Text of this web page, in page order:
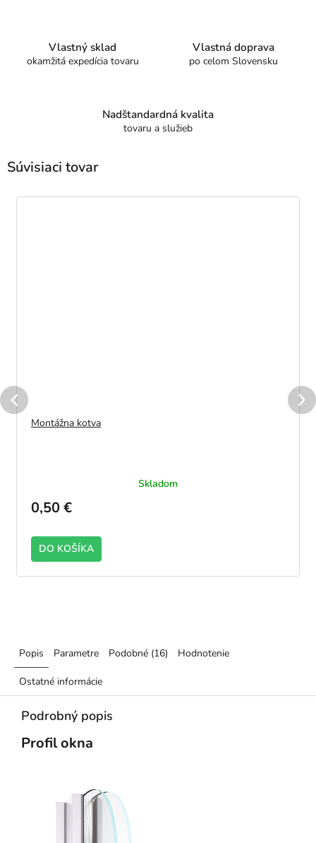
Vlastný sklad
okamžitá expedícia tovaru
Vlastná doprava
po celom Slovensku
Nadštandardná kvalita
tovaru a služieb
Súvisiaci tovar
Montážna kotva
Skladom
0,50 €
DO KOŠÍKA
Popis Parametre Podobné (16) Hodnotenie
Ostatné informácie
Podrobný popis
Profil okna